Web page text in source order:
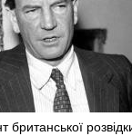
британської